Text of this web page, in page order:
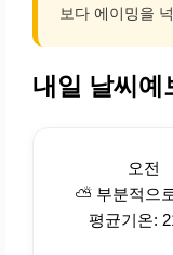
보다 에이밍을
내일 날씨예
오전
⛅ 부분적으
평균기온: